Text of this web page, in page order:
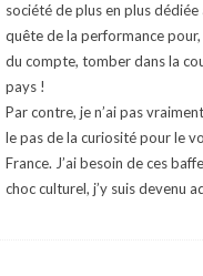
société de plus en plus dédiée
quête de la performance
du compte, tomber dans la
pays !
Par contre, je n’ai pas
le pas de la curiosité pour le
France. J’ai besoin de ces
choc culturel, j’y suis devenu